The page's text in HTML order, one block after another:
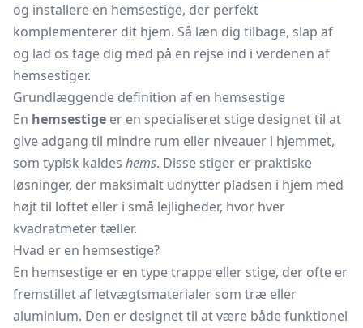
og installere en hemsestige, der perfekt
komplementerer dit hjem. Så læn dig tilbage, slap af
og lad os tage dig med på en rejse ind i verdenen af
hemsestiger.
Grundlæggende definition af en hemsestige
En hemsestige er en specialiseret stige designet til at
give adgang til mindre rum eller niveauer i hjemmet,
som typisk kaldes hems. Disse stiger er praktiske
løsninger, der maksimalt udnytter pladsen i hjem med
højt til loftet eller i små lejligheder, hvor hver
kvadratmeter tæller.
Hvad er en hemsestige?
En hemsestige er en type trappe eller stige, der ofte er
fremstillet af letvægtsmaterialer som træ eller
aluminium. Den er designet til at være både funktionel